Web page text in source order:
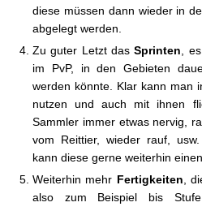
diese müssen dann wieder in
abgelegt werden.
Zu guter Letzt dasSprinten,
im PvP, in den Gebieten
werden könnte. Klar kann man
nutzen und auch mit ihnen
Sammler immer etwas nervig,
vom Reittier, wieder rauf,
kann diese gerne weiterhin
Weiterhin mehr Fertigkeiten,
also zum Beispiel bis